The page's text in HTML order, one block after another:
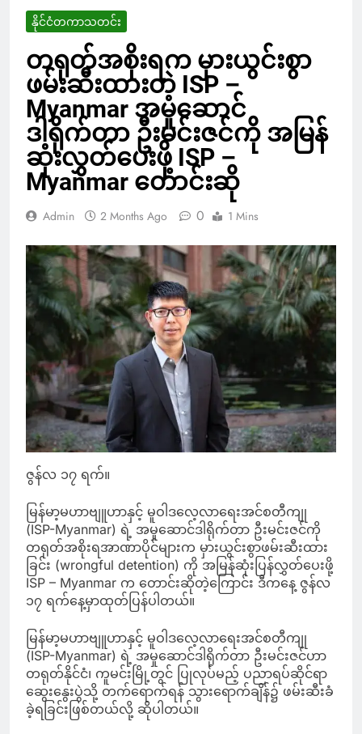
နိုင်ငံတကာသတင်း
တရုတ်အစိုးရက မှားယွင်းစွာ
ဖမ်းဆီးထားတဲ့ ISP –
Myanmar အမှုဆောင်
ဒါရိုက်တာ ဦးမင်းဇင်ကို အမြန်
ဆုံးလွှတ်ပေးဖို့ ISP –
Myanmar တောင်းဆို
Admin 2 Months Ago 0 1 Mins
ဇွန်လ ၁၇ ရက်။
မြန်မာ့မဟာဗျူဟာနှင့် မူဝါဒလေ့လာရေးအင်စတီကျု
(ISP-Myanmar) ရဲ့ အမှုဆောင်ဒါရိုက်တာ ဦးမင်းဇင်ကို
တရုတ်အစိုးရအာဏာပိုင်များက မှားယွင်းစွာဖမ်းဆီးထား
ခြင်း (wrongful detention) ကို အမြန်ဆုံးပြန်လွှတ်ပေးဖို့
ISP – Myanmar က တောင်းဆိုတဲ့ကြောင်း ဒီကနေ့ ဇွန်လ
၁၇ ရက်နေ့မှာထုတ်ပြန်ပါတယ်။
မြန်မာ့မဟာဗျူဟာနှင့် မူဝါဒလေ့လာရေးအင်စတီကျု
(ISP-Myanmar) ရဲ့ အမှုဆောင်ဒါရိုက်တာ ဦးမင်းဇင်ဟာ
တရုတ်နိုင်ငံ၊ ကူမင်းမြို့တွင် ပြုလုပ်မည့် ပညာရပ်ဆိုင်ရာ
ဆွေးနွေးပွဲသို့ တက်ရောက်ရန် သွားရောက်ချိန်၌ ဖမ်းဆီးခံ
ခဲ့ရခြင်းဖြစ်တယ်လို့ ဆိုပါတယ်။